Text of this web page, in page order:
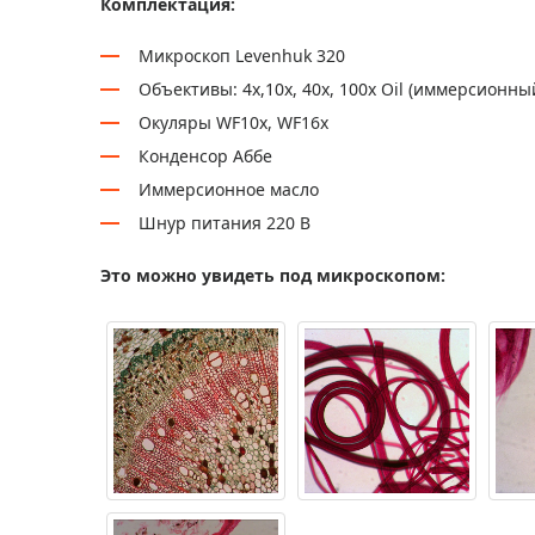
Микроскоп Levenhuk 320
Объективы: 4х,10х, 40х, 100х Oil
Окуляры WF10х, WF16х
Конденсор Аббе
Иммерсионное масло
Шнур питания 220 В
Это можно увидеть под микроскопом: